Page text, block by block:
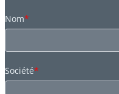
Nom*
Société*